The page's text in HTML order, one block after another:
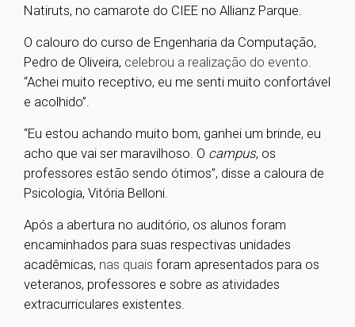
Natiruts, no camarote do CIEE no Allianz Parque.
O calouro do curso de Engenharia da Computação,
Pedro de Oliveira, celebrou a realização do evento.
“Achei muito receptivo, eu me senti muito confortável
e acolhido”.
“Eu estou achando muito bom, ganhei um brinde, eu
acho que vai ser maravilhoso. O campus, os
professores estão sendo ótimos”, disse a caloura de
Psicologia, Vitória Belloni.
Após a abertura no auditório, os alunos foram
encaminhados para suas respectivas unidades
acadêmicas, nas quais foram apresentados para os
veteranos, professores e sobre as atividades
extracurriculares existentes.